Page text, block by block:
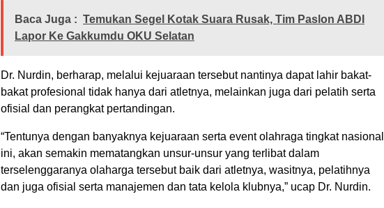
Baca Juga : Temukan Segel Kotak Suara Rusak, Tim Paslon ABDI
Lapor Ke Gakkumdu OKU Selatan
Dr. Nurdin, berharap, melalui kejuaraan tersebut nantinya dapat lahir bakat-
bakat profesional tidak hanya dari atletnya, melainkan juga dari pelatih serta
ofisial dan perangkat pertandingan.
“Tentunya dengan banyaknya kejuaraan serta event olahraga tingkat nasional
ini, akan semakin mematangkan unsur-unsur yang terlibat dalam
terselenggaranya olaharga tersebut baik dari atletnya, wasitnya, pelatihnya
dan juga ofisial serta manajemen dan tata kelola klubnya,” ucap Dr. Nurdin.